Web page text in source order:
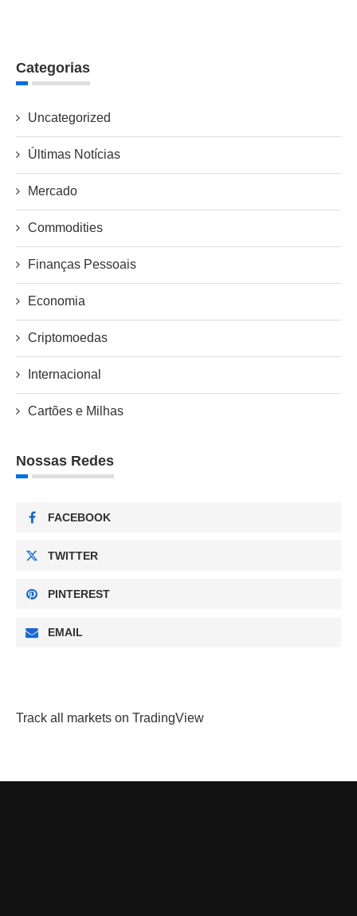
Categorias
Uncategorized
Últimas Notícias
Mercado
Commodities
Finanças Pessoais
Economia
Criptomoedas
Internacional
Cartões e Milhas
Nossas Redes
FACEBOOK
TWITTER
PINTEREST
EMAIL
Track all markets on TradingView